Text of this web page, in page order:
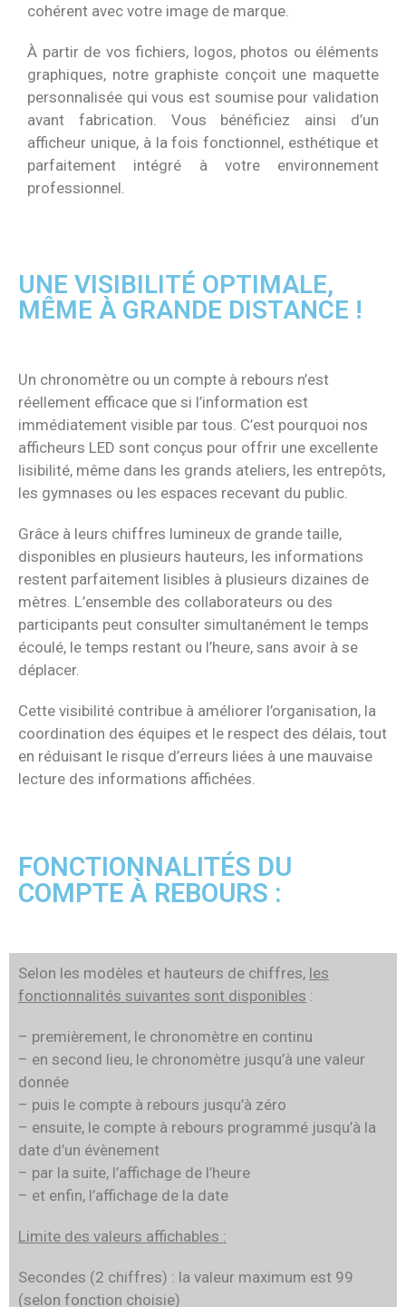
cohérent avec votre image de marque.
À partir de vos fichiers, logos, photos ou éléments
graphiques, notre graphiste conçoit une maquette
personnalisée qui vous est soumise pour validation
avant fabrication. Vous bénéficiez ainsi d’un
afficheur unique, à la fois fonctionnel, esthétique et
parfaitement intégré à votre environnement
professionnel.
UNE VISIBILITÉ OPTIMALE,
MÊME À GRANDE DISTANCE !
Un chronomètre ou un compte à rebours n’est
réellement efficace que si l’information est
immédiatement visible par tous. C’est pourquoi nos
afficheurs LED sont conçus pour offrir une excellente
lisibilité, même dans les grands ateliers, les entrepôts,
les gymnases ou les espaces recevant du public.
Grâce à leurs chiffres lumineux de grande taille,
disponibles en plusieurs hauteurs, les informations
restent parfaitement lisibles à plusieurs dizaines de
mètres. L’ensemble des collaborateurs ou des
participants peut consulter simultanément le temps
écoulé, le temps restant ou l’heure, sans avoir à se
déplacer.
Cette visibilité contribue à améliorer l’organisation, la
coordination des équipes et le respect des délais, tout
en réduisant le risque d’erreurs liées à une mauvaise
lecture des informations affichées.
FONCTIONNALITÉS DU
COMPTE À REBOURS :
Selon les modèles et hauteurs de chiffres, les
fonctionnalités suivantes sont disponibles :
– premièrement, le chronomètre en continu
– en second lieu, le chronomètre jusqu’à une valeur
donnée
– puis le compte à rebours jusqu’à zéro
– ensuite, le compte à rebours programmé jusqu’à la
date d’un évènement
– par la suite, l’affichage de l’heure
– et enfin, l’affichage de la date
Limite des valeurs affichables :
Secondes (2 chiffres) : la valeur maximum est 99
(selon fonction choisie)